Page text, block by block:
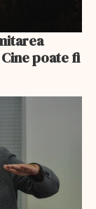
poate fi